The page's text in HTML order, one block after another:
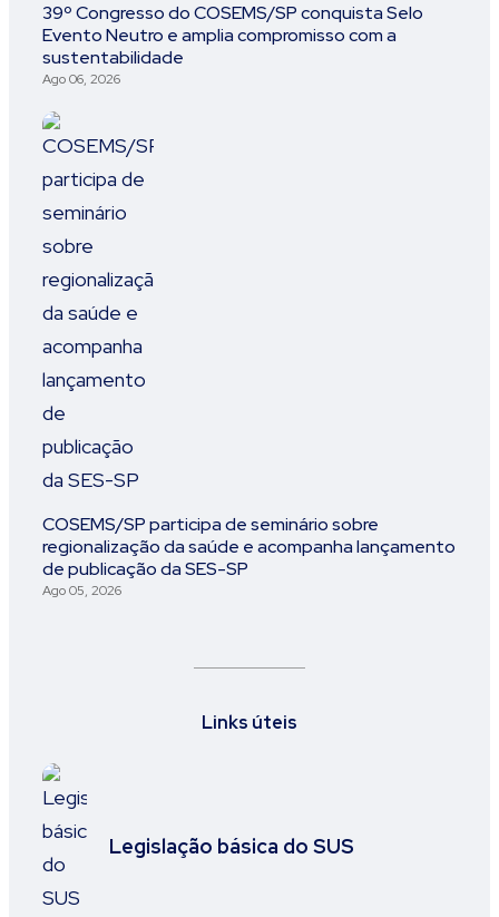
39º Congresso do COSEMS/SP conquista Selo
Evento Neutro e amplia compromisso com a
sustentabilidade
Ago 06, 2026
COSEMS/SP participa de seminário sobre
regionalização da saúde e acompanha lançamento
de publicação da SES-SP
Ago 05, 2026
Links úteis
Legislação básica do SUS